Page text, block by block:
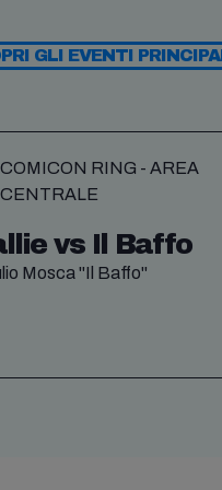
GLI EVENTI
COMICON RING - AREA
CENTRALE
vs Il Baffo
Mosca "Il Baffo"